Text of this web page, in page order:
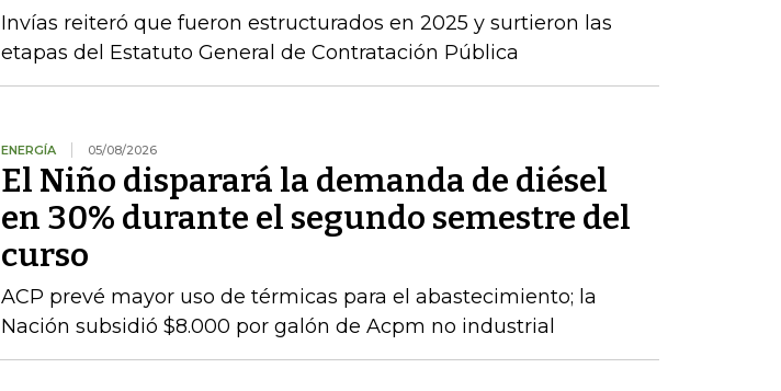
Invías reiteró que fueron estructurados en 2025 y surtieron las
etapas del Estatuto General de Contratación Pública
ENERGÍA 05/08/2026
El Niño disparará la demanda de diésel
en 30% durante el segundo semestre del
curso
ACP prevé mayor uso de térmicas para el abastecimiento; la
Nación subsidió $8.000 por galón de Acpm no industrial